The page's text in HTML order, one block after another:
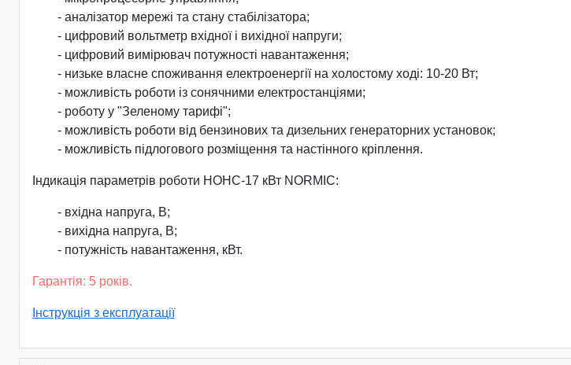
- аналізатор мережі та стану стабілізатора;
- цифровий вольтметр вхідної і вихідної напруги;
- цифровий вимірювач потужності навантаження;
- низьке власне споживання електроенергії на холостому ході: 10-20 Вт;
- можливість роботи із сонячними електростанціями;
- роботу у "Зеленому тарифі";
- можливість роботи від бензинових та дизельних генераторних установок;
- можливість підлогового розміщення та настінного кріплення.
Індикація параметрів роботи НОНС-17 кВт NORMIC:
- вхідна напруга, В;
- вихідна напруга, В;
- потужність навантаження, кВт.
Гарантія: 5 років.
Інструкція з експлуатації